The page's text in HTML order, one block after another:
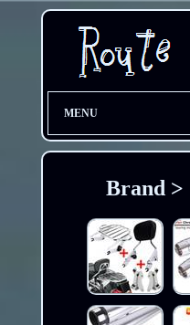
MENU
Brand >